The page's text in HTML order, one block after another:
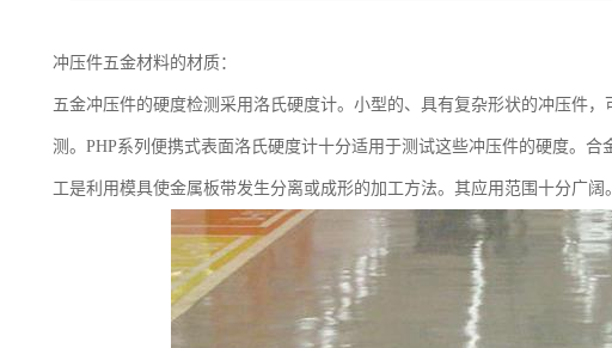
冲压件五金材料的材质：
五金冲压件的硬度检测采用洛氏硬度计。小型的、具有复杂形状的冲压件
测。PHP系列便携式表面洛氏硬度计十分适用于测试这些冲压件的硬度。
工是利用模具使金属板带发生分离或成形的加工方法。其应用范围十分广阔。